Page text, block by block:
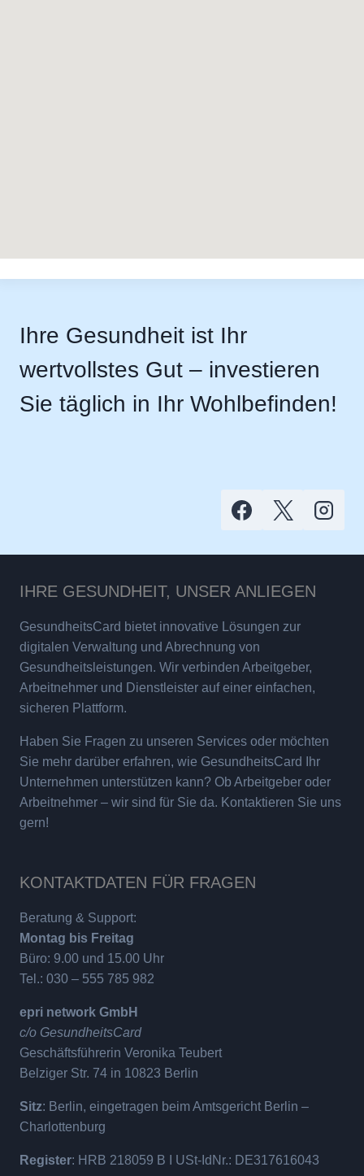
Ihre Gesundheit ist Ihr
wertvollstes Gut – investieren
Sie täglich in Ihr Wohlbefinden!
IHRE GESUNDHEIT, UNSER ANLIEGEN
GesundheitsCard bietet innovative Lösungen zur
digitalen Verwaltung und Abrechnung von
Gesundheitsleistungen. Wir verbinden Arbeitgeber,
Arbeitnehmer und Dienstleister auf einer einfachen,
sicheren Plattform.
Haben Sie Fragen zu unseren Services oder möchten
Sie mehr darüber erfahren, wie GesundheitsCard Ihr
Unternehmen unterstützen kann? Ob Arbeitgeber oder
Arbeitnehmer – wir sind für Sie da. Kontaktieren Sie uns
gern!
KONTAKTDATEN FÜR FRAGEN
Beratung & Support:
Montag bis Freitag
Büro: 9.00 und 15.00 Uhr
Tel.: 030 – 555 785 982
epri network GmbH
c/o GesundheitsCard
Geschäftsführerin Veronika Teubert
Belziger Str. 74 in 10823 Berlin
Sitz: Berlin, eingetragen beim Amtsgericht Berlin –
Charlottenburg
Register: HRB 218059 B I USt-IdNr.: DE317616043